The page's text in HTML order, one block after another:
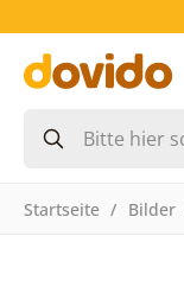
Startseite Bilder